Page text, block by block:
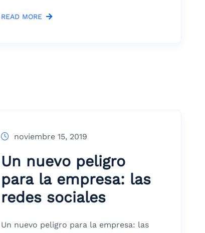
READ MORE
noviembre 15, 2019
Un nuevo peligro
para la empresa: las
redes sociales
Un nuevo peligro para la empresa: las